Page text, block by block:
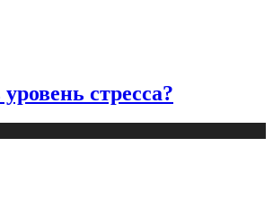
стресса?